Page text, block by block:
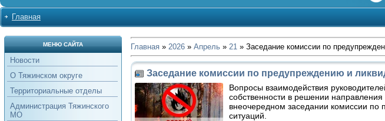
Главная
МЕНЮ САЙТА
Новости
О Тяжинском округе
Территориальные отделы
Администрация Тяжинского
МО
Главная» 2026 » Апрель » 21» Заседание комиссии по
Заседание комиссии по предупреждению и
Вопросы взаимодействия
собственности в решении
внеочередном заседании комиссии
ситуаций.